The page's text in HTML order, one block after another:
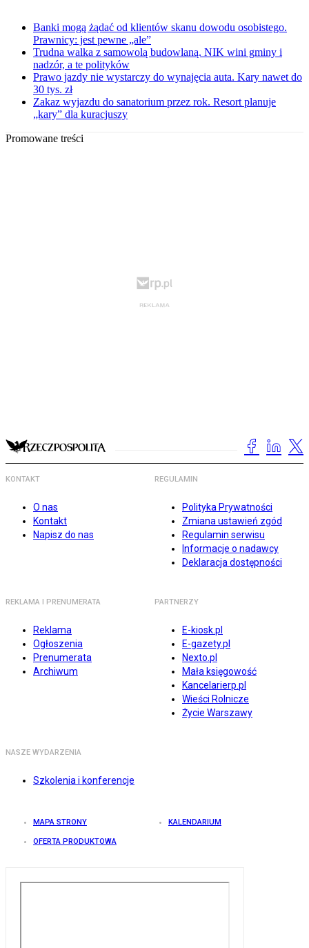
Banki mogą żądać od klientów skanu dowodu osobistego.
Prawnicy: jest pewne „ale”
Trudna walka z samowolą budowlaną. NIK wini gminy i
nadzór, a te polityków
Prawo jazdy nie wystarczy do wynajęcia auta. Kary nawet do
30 tys. zł
Zakaz wyjazdu do sanatorium przez rok. Resort planuje
„kary” dla kuracjuszy
Promowane treści
KONTAKT
O nas
Kontakt
Napisz do nas
REGULAMIN
Polityka Prywatności
Zmiana ustawień zgód
Regulamin serwisu
Informacje o nadawcy
Deklaracja dostępności
REKLAMA I PRENUMERATA
Reklama
Ogłoszenia
Prenumerata
Archiwum
PARTNERZY
E-kiosk.pl
E-gazety.pl
Nexto.pl
Mała księgowość
Kancelarierp.pl
Wieści Rolnicze
Życie Warszawy
NASZE WYDARZENIA
Szkolenia i konferencje
MAPA STRONY KALENDARIUM
OFERTA PRODUKTOWA